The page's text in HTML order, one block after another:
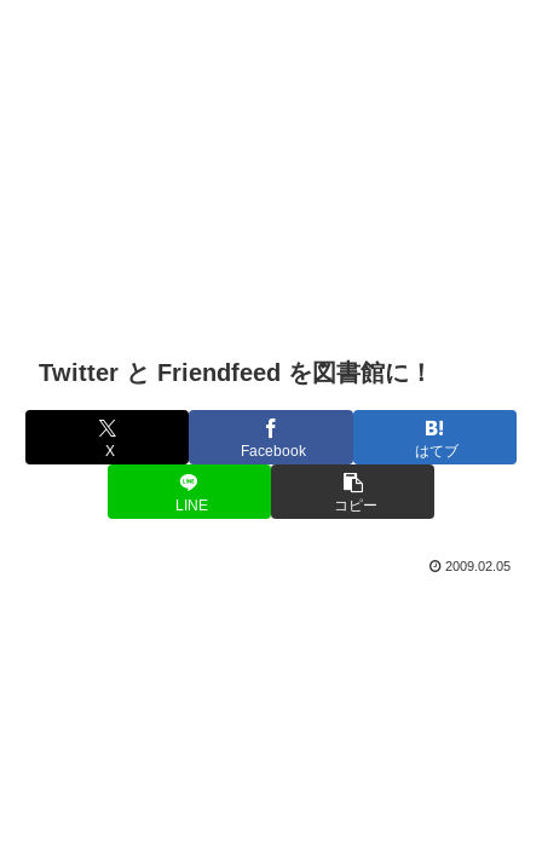
Twitter と Friendfeed を図書館に！
X Facebook はてブ
LINE コピー
2009.02.05